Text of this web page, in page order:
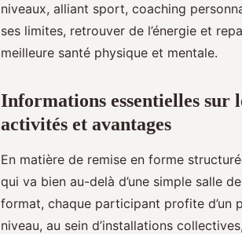
niveaux, alliant sport, coaching
ses limites, retrouver de l’énergie et
meilleure santé physique et mentale.
Informations essentielles sur
activités et avantages
En matière de remise en forme
qui va bien au-delà d’une simple salle
format, chaque participant profite d’un
niveau, au sein d’installations